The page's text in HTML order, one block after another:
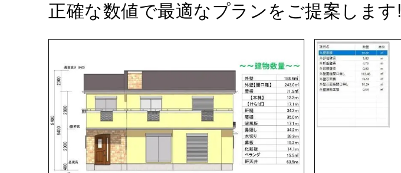
正確な数値で最適なプランをご提案します!